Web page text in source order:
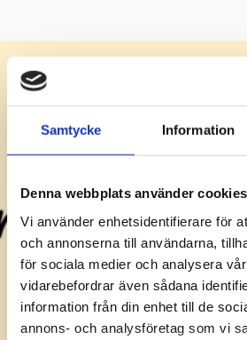
Samtycke Information
Denna webbplats använder cookies
Vi använder enhetsidentifierare för
och annonserna till användarna,
för sociala medier och analysera
vidarebefordrar även sådana
information från din enhet till de
annons- och analysföretag som vi